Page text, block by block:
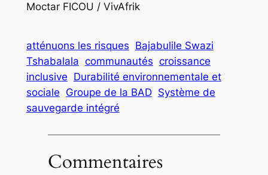
Moctar FICOU / VivAfrik
atténuons les risques Bajabulile Swazi
Tshabalala communautés croissance
inclusive Durabilité environnementale et
sociale Groupe de la BAD Système de
sauvegarde intégré
Commentaires